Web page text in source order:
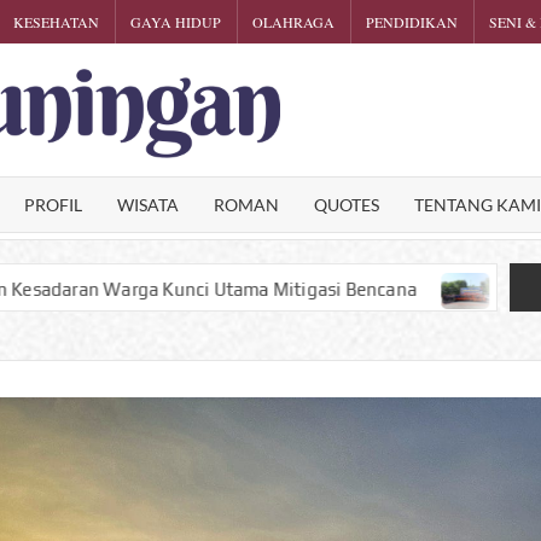
KESEHATAN GAYA HIDUP OLAHRAGA PENDIDIKAN SENI &
PROFIL WISATA ROMAN QUOTES TENTANG KAMI
Mitigasi Bencana Satu Puntung Rokok Bisa